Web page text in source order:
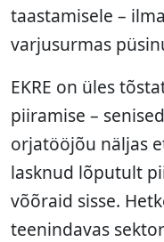
taastamisele –
varjusurmas
EKRE on üles
piiramise –
orjatööjõu näljas
lasknud lõputult
võõraid sisse.
teenindavas